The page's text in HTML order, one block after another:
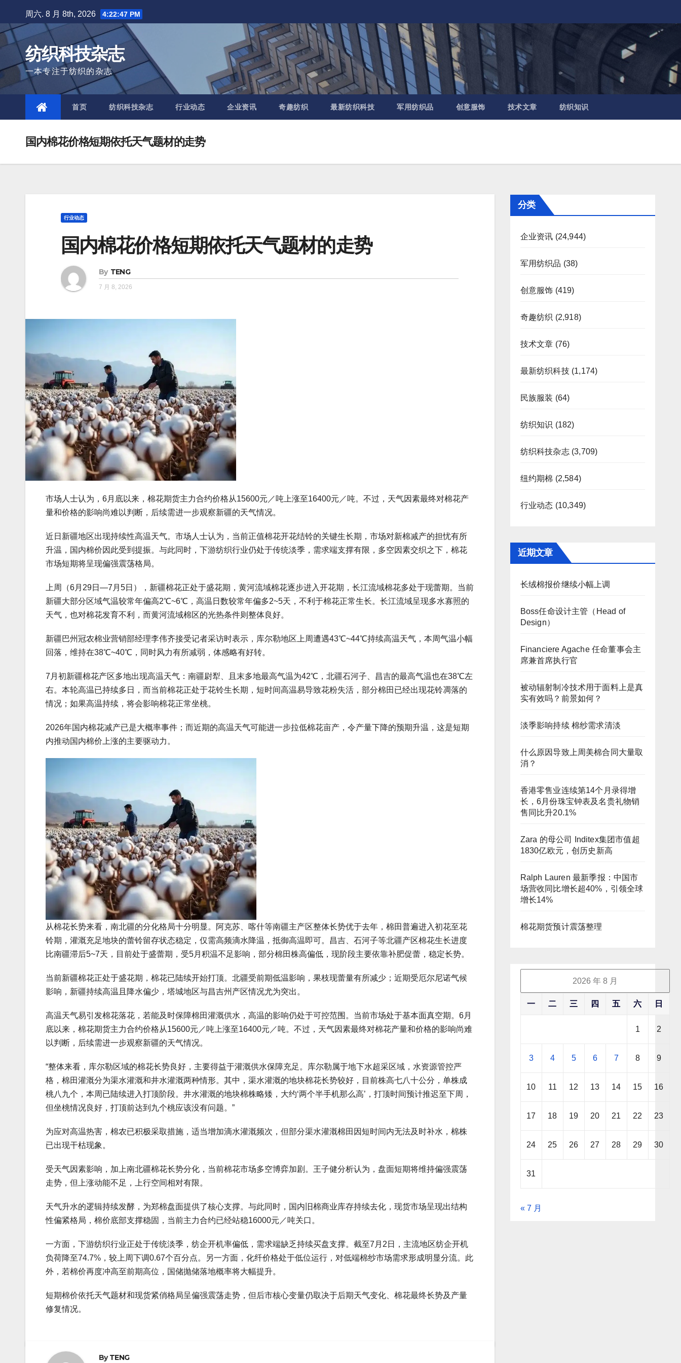
to
content
周六. 8 月 8th, 2026 4:22:48 PM
纺织科技杂志
一本专注于纺织的杂志
首页 纺织科技杂志 行业动态 企业资讯 奇趣纺织 最新纺织科技 军用纺织品 创意服饰 技术文章 纺织知识
国内棉花价格短期依托天气题材的走势
行业动态
国内棉花价格短期依托天气题材的走势
By TENG
7 月 8, 2026
市场人士认为，6月底以来，棉花期货主力合约价格从15600元／吨上涨至16400元／吨。不过，天气因素最终对棉花产
量和价格的影响尚难以判断，后续需进一步观察新疆的天气情况。
近日新疆地区出现持续性高温天气。市场人士认为，当前正值棉花开花结铃的关键生长期，市场对新棉减产的担忧有所
升温，国内棉价因此受到提振。与此同时，下游纺织行业仍处于传统淡季，需求端支撑有限，多空因素交织之下，棉花
市场短期将呈现偏强震荡格局。
上周（6月29日—7月5日），新疆棉花正处于盛花期，黄河流域棉花逐步进入开花期，长江流域棉花多处于现蕾期。当前
新疆大部分区域气温较常年偏高2℃~6℃，高温日数较常年偏多2~5天，不利于棉花正常生长。长江流域呈现多水寡照的
天气，也对棉花发育不利，而黄河流域棉区的光热条件则整体良好。
新疆巴州冠农棉业营销部经理李伟齐接受记者采访时表示，库尔勒地区上周遭遇43℃~44℃持续高温天气，本周气温小幅
回落，维持在38℃~40℃，同时风力有所减弱，体感略有好转。
7月初新疆棉花产区多地出现高温天气：南疆尉犁、且末多地最高气温为42℃，北疆石河子、昌吉的最高气温也在38℃左
右。本轮高温已持续多日，而当前棉花正处于花铃生长期，短时间高温易导致花粉失活，部分棉田已经出现花铃凋落的
情况；如果高温持续，将会影响棉花正常坐桃。
2026年国内棉花减产已是大概率事件；而近期的高温天气可能进一步拉低棉花亩产，令产量下降的预期升温，这是短期
内推动国内棉价上涨的主要驱动力。
从棉花长势来看，南北疆的分化格局十分明显。阿克苏、喀什等南疆主产区整体长势优于去年，棉田普遍进入初花至花
铃期，灌溉充足地块的蕾铃留存状态稳定，仅需高频滴水降温，抵御高温即可。昌吉、石河子等北疆产区棉花生长进度
比南疆滞后5~7天，目前处于盛蕾期，受5月积温不足影响，部分棉田株高偏低，现阶段主要依靠补肥促蕾，稳定长势。
当前新疆棉花正处于盛花期，棉花已陆续开始打顶。北疆受前期低温影响，果枝现蕾量有所减少；近期受厄尔尼诺气候
影响，新疆持续高温且降水偏少，塔城地区与昌吉州产区情况尤为突出。
高温天气易引发棉花落花，若能及时保障棉田灌溉供水，高温的影响仍处于可控范围。当前市场处于基本面真空期。6月
底以来，棉花期货主力合约价格从15600元／吨上涨至16400元／吨。不过，天气因素最终对棉花产量和价格的影响尚难
以判断，后续需进一步观察新疆的天气情况。
“整体来看，库尔勒区域的棉花长势良好，主要得益于灌溉供水保障充足。库尔勒属于地下水超采区域，水资源管控严
格，棉田灌溉分为渠水灌溉和井水灌溉两种情形。其中，渠水灌溉的地块棉花长势较好，目前株高七八十公分，单株成
桃八九个，本周已陆续进入打顶阶段。井水灌溉的地块棉株略矮，大约‘两个半手机那么高’，打顶时间预计推迟至下周，
但坐桃情况良好，打顶前达到九个桃应该没有问题。”
为应对高温热害，棉农已积极采取措施，适当增加滴水灌溉频次，但部分渠水灌溉棉田因短时间内无法及时补水，棉株
已出现干枯现象。
受天气因素影响，加上南北疆棉花长势分化，当前棉花市场多空博弈加剧。王子健分析认为，盘面短期将维持偏强震荡
走势，但上涨动能不足，上行空间相对有限。
天气升水的逻辑持续发酵，为郑棉盘面提供了核心支撑。与此同时，国内旧棉商业库存持续去化，现货市场呈现出结构
性偏紧格局，棉价底部支撑稳固，当前主力合约已经站稳16000元／吨关口。
一方面，下游纺织行业正处于传统淡季，纺企开机率偏低，需求端缺乏持续买盘支撑。截至7月2日，主流地区纺企开机
负荷降至74.7%，较上周下调0.67个百分点。另一方面，化纤价格处于低位运行，对低端棉纱市场需求形成明显分流。此
外，若棉价再度冲高至前期高位，国储抛储落地概率将大幅提升。
短期棉价依托天气题材和现货紧俏格局呈偏强震荡走势，但后市核心变量仍取决于后期天气变化、棉花最终长势及产量
修复情况。
ByTENG
分类
企业资讯 (24,944)
军用纺织品 (38)
创意服饰 (419)
奇趣纺织 (2,918)
技术文章 (76)
最新纺织科技(1,174)
民族服装 (64)
纺织知识 (182)
纺织科技杂志(3,709)
纽约期棉 (2,584)
行业动态 (10,349)
近期文章
长绒棉报价继续小幅上调
Boss任命设计主管（Head of
Design）
Financiere Agache 任命董事会主
席兼首席执行官
被动辐射制冷技术用于面料上是真
实有效吗？前景如何？
淡季影响持续 棉纱需求清淡
什么原因导致上周美棉合同大量取
消？
香港零售业连续第14个月录得增
长，6月份珠宝钟表及名贵礼物销
售同比升20.1%
Zara 的母公司 Inditex集团市值超
1830亿欧元，创历史新高
Ralph Lauren 最新季报：中国市
场营收同比增长超40%，引领全球
增长14%
棉花期货预计震荡整理
2026 年 8 月
一 二 三 四 五 六 日
1 2
3 4 5 6 7 8 9
10 11 12 13 14 15 16
17 18 19 20 21 22 23
24 25 26 27 28 29 30
31
« 7 月